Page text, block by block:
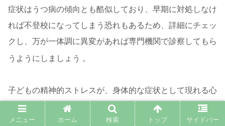
症状はうつ病の傾向とも酷似しており、早期に対処しなけ
れば不登校になってしまう恐れもあるため、詳細にチェッ
クし、万が一体調に異変があれば専門機関で診察してもら
うようにしましょう 。
子どもの精神的ストレスが、身体的な症状として現れる心
身相関のメカニズムが働いている可能性があります。忙し
い中でも、親御さんが子どもの日々の変化に気づく観察力
メニュー ホーム 検索 トップ サイドバー